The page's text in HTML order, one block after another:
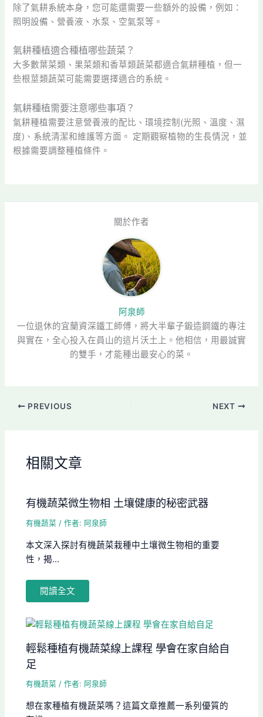
除了氣耕系統本身，您可能還需要一些額外的設備，例如：
照明設備、營養液、水泵、空氣泵等。
氣耕種植適合種植哪些蔬菜？
大多數葉菜類、果菜類和香草類蔬菜都適合氣耕種植，但一
些根莖類蔬菜可能需要選擇適合的系統。
氣耕種植需要注意哪些事項？
氣耕種植需要注意營養液的配比、環境控制(光照、溫度、濕
度)、系統清潔和維護等方面。 定期觀察植物的生長情況，並
根據需要調整種植條件。
關於作者
阿泉師
一位退休的宜蘭資深鐵工師傅，將大半輩子鍛造鋼鐵的專注
與實在，全心投入在員山的這片沃土上。他相信，用最誠實
的雙手，才能種出最安心的菜。
PREVIOUS NEXT
相關文章
有機蔬菜微生物相 土壤健康的秘密武器
有機蔬菜 / 作者: 阿泉師
本文深入探討有機蔬菜栽種中土壤微生物相的重要
性，揭...
閱讀全文
輕鬆種植有機蔬菜線上課程 學會在家自給自
足
有機蔬菜 / 作者: 阿泉師
想在家種植有機蔬菜嗎？這篇文章推薦一系列優質的